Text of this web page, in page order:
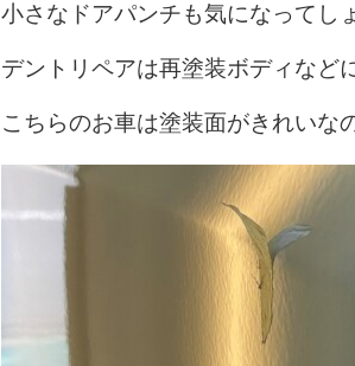
小さなドアパンチも気になってし
デントリペアは再塗装ボディなど
こちらのお車は塗装面がきれいな